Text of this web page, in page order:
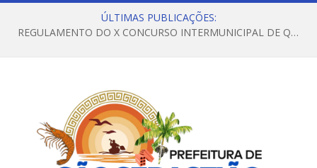
ÚLTIMAS PUBLICAÇÕES:
REGULAMENTO DO X CONCURSO INTERMUNICIPAL DE QUADRILHAS JUNINAS – 2026 – ARRAIÁ DA VENEZA